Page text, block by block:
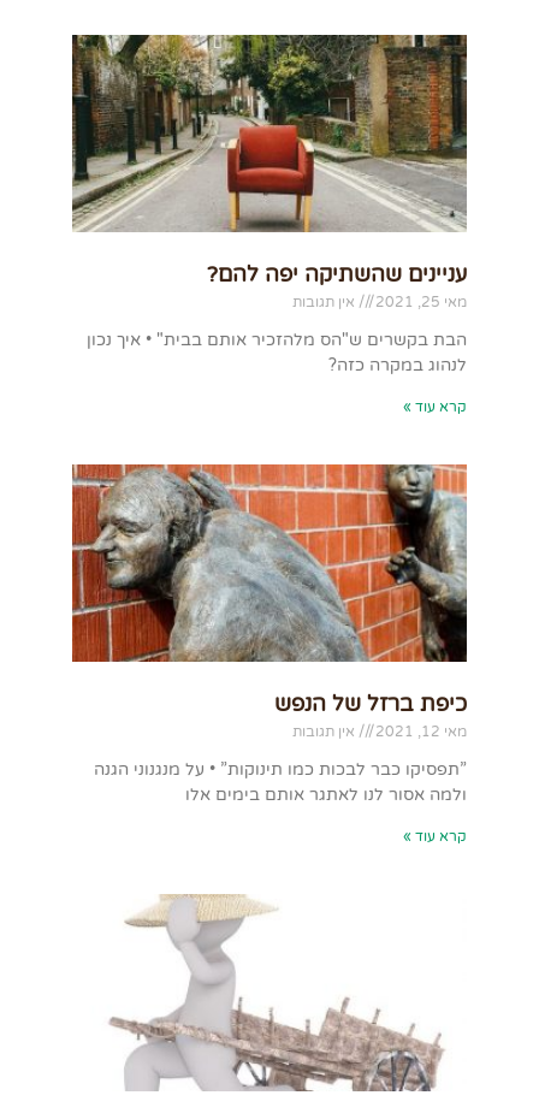
עניינים שהשתיקה יפה להם?
מאי 25, 2021 אין תגובות
הבת בקשרים ש"הס מלהזכיר אותם בבית" • איך נכון
לנהוג במקרה כזה?
קרא עוד »
כיפת ברזל של הנפש
מאי 12, 2021 אין תגובות
”תפסיקו כבר לבכות כמו תינוקות” • על מנגנוני הגנה
ולמה אסור לנו לאתגר אותם בימים אלו
קרא עוד »